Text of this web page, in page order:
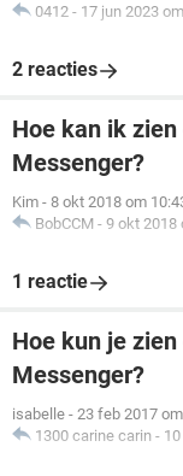
0412 - 17 jun 2023
2 reacties
Hoe kan ik
Messenger?
Kim - 8 okt 2018 om
BobCCM - 9 okt 2018
1 reactie
Hoe kun je
Messenger?
isabelle - 23 feb 2017
1300 carine carin -